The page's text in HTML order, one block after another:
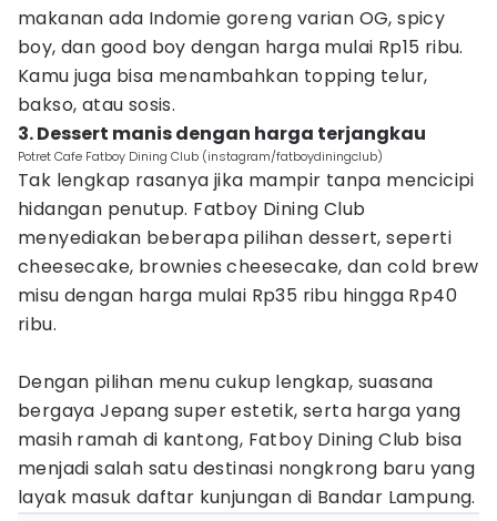
makanan ada Indomie goreng varian OG, spicy
boy, dan good boy dengan harga mulai Rp15 ribu.
Kamu juga bisa menambahkan topping telur,
bakso, atau sosis.
3. Dessert manis dengan harga terjangkau
Potret Cafe Fatboy Dining Club (instagram/fatboydiningclub)
Tak lengkap rasanya jika mampir tanpa mencicipi
hidangan penutup. Fatboy Dining Club
menyediakan beberapa pilihan dessert, seperti
cheesecake, brownies cheesecake, dan cold brew
misu dengan harga mulai Rp35 ribu hingga Rp40
ribu.
Dengan pilihan menu cukup lengkap, suasana
bergaya Jepang super estetik, serta harga yang
masih ramah di kantong, Fatboy Dining Club bisa
menjadi salah satu destinasi nongkrong baru yang
layak masuk daftar kunjungan di Bandar Lampung.